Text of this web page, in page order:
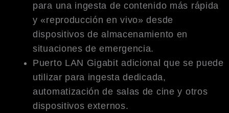
para una ingesta de contenido más rápida
y «reproducción en vivo» desde
dispositivos de almacenamiento en
situaciones de emergencia.
Puerto LAN Gigabit adicional que se puede
utilizar para ingesta dedicada,
automatización de salas de cine y otros
dispositivos externos.